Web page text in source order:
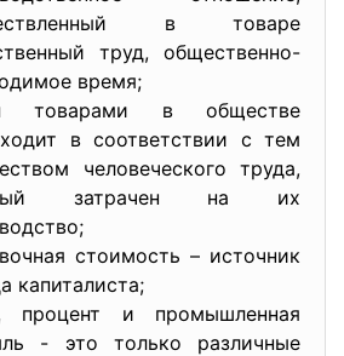
в товаре
труд, общественно-
время;
товарами в обществе
в соответствии с тем
человеческого труда,
затрачен на их
стоимость – источник
капиталиста;
процент и промышленная
- это только различные